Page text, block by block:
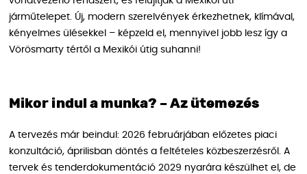
járműtelepet. Új, modern szerelvények érkezhetnek, klímával,
kényelmes ülésekkel – képzeld el, mennyivel jobb lesz így a
Vörösmarty tértől a Mexikói útig suhanni!
Mikor indul a munka? – Az ütemezés
A tervezés már beindul: 2026 februárjában előzetes piaci
konzultáció, áprilisban döntés a feltételes közbeszerzésről. A
tervek és tenderdokumentáció 2029 nyarára készülhet el, de